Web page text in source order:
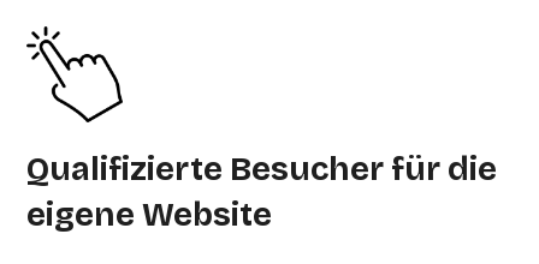
Qualifizierte Besucher für die
eigene Website